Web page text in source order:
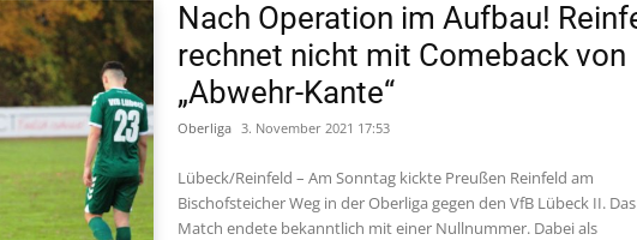
Nach Operation im Aufbau!
rechnet nicht mit Comeback von
„Abwehr-Kante“
Oberliga 3. November 2021 17:53
Lübeck/Reinfeld – Am Sonntag kickte Preußen Reinfeld am
Bischofsteicher Weg in der Oberliga gegen den VfB Lübeck II. Das
Match endete bekanntlich mit einer Nullnummer. Dabei als